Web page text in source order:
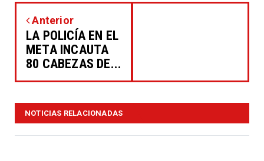
Anterior
LA POLICÍA EN EL
META INCAUTA
80 CABEZAS DE...
NOTICIAS RELACIONADAS